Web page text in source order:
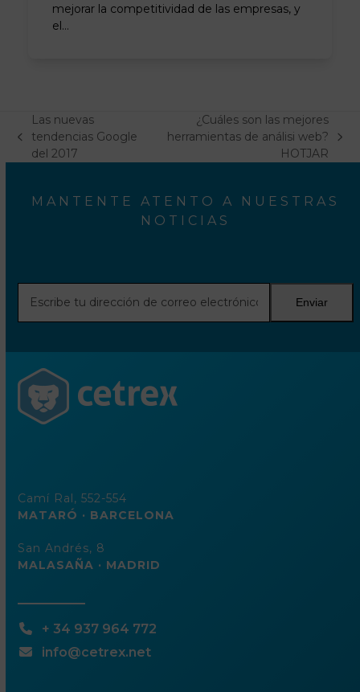
mejorar la competitividad de las empresas, y
el…
previous
post:
Las nuevas
tendencias Google
del 2017
next
post:
¿Cuáles son las mejores
herramientas de análisi web?
HOTJAR
MANTENTE ATENTO A NUESTRAS
NOTICIAS
dirección
electrónico
Enviar
Camí Ral, 552-554
MATARÓ · BARCELONA
San Andrés, 8
MALASAÑA · MADRID
+ 34 937 964 772
info@cetrex.net